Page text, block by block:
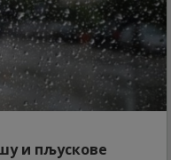
и пљускове